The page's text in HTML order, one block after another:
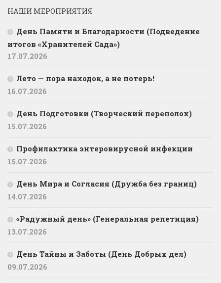
НАШИ МЕРОПРИЯТИЯ
День Памяти и Благодарности (Подведение
итогов «Хранителей Сада»)
17.07.2026
Лето — пора находок, а не потерь!
16.07.2026
День Подготовки (Творческий переполох)
15.07.2026
Профилактика энтеровирусной инфекции
15.07.2026
День Мира и Согласия (Дружба без границ)
14.07.2026
«Радужный день» (Генеральная репетиция)
13.07.2026
День Тайны и Заботы (День Добрых дел)
09.07.2026